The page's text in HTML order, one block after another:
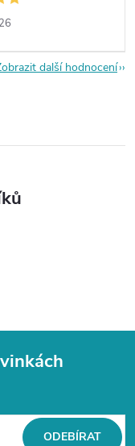
další hodnocení
ODEBÍRAT